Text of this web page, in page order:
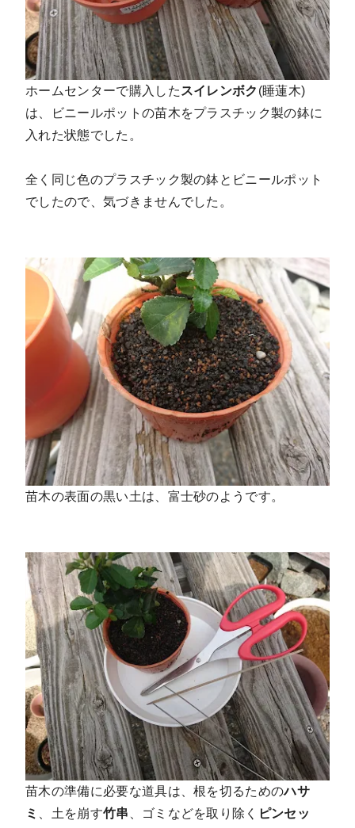
ホームセンターで購入した スイレンボク (睡蓮木)
は、ビニールポットの苗木をプラスチック製の鉢に
入れた状態でした。
全く同じ色のプラスチック製の鉢とビニールポット
でしたので、気づきませんでした。
苗木の表面の黒い土は、富士砂のようです。
苗木の準備に必要な道具は、根を切るためのハサ
ミ
、土を崩す竹串 、ゴミなどを取り除く ピンセッ